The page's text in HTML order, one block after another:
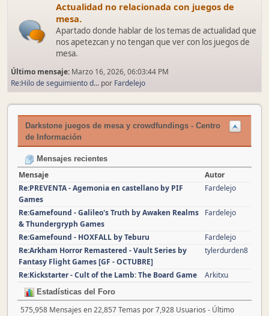
Actualidad no relacionada con juegos de
mesa.
Apartado donde hablar de los temas de actualidad que
nos apetezcan y no tengan que ver con los juegos de
mesa.
Último mensaje: Marzo 16, 2026, 06:03:44 PM
Re:Hilo de seguimiento d... por Fardelejo
Darkstone juegos de mesa y crowdfundings - Centro
de Información
Mensajes recientes
Mensaje
Autor
Re:PREVENTA - Agemonia en castellano by PIF
Games
Fardelejo
Re:Gamefound - Galileo's Truth by Awaken Realms
& Thundergryph Games
Fardelejo
Re:Gamefound - HOXFALL by Teburu
Fardelejo
Re:Arkham Horror Remastered - Vault Series by
Fantasy Flight Games [GF - OCTUBRE]
tylerdurden8
Re:Kickstarter - Cult of the Lamb: The Board Game Arkitxu
Estadísticas del Foro
575,958 Mensajes en 22,857 Temas por 7,928 Usuarios - Último